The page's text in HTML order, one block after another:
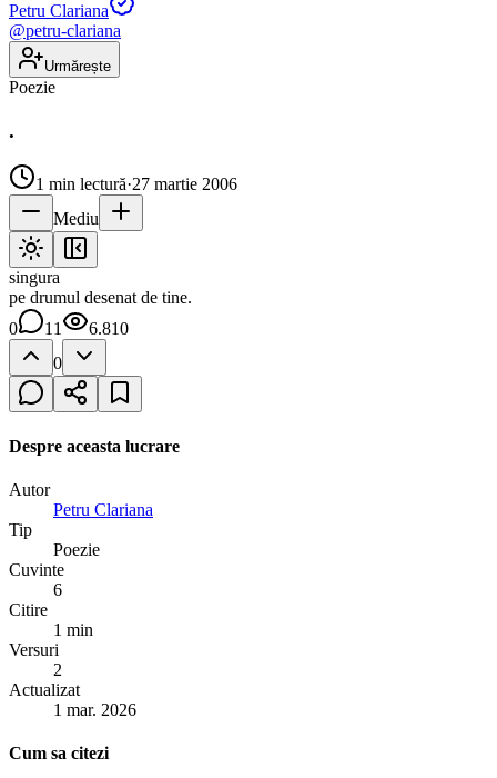
Petru Clariana
@petru-clariana
Urmărește
Poezie
.
1 min lectură·27 martie 2006
Mediu
singura
pe drumul desenat de tine.
0
11
6.810
0
Despre aceasta lucrare
Autor
Petru Clariana
Tip
Poezie
Cuvinte
6
Citire
1 min
Versuri
2
Actualizat
1 mar. 2026
Cum sa citezi